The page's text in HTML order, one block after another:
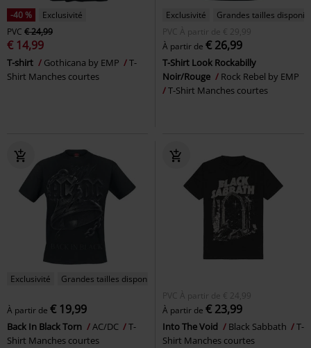
-40 %
Exclusivité
PVC € 24,99
€ 14,99
T-shirt Gothicana by EMP
T-
Shirt Manches courtes
Exclusivité
Grandes tailles
PVC
À partir de € 29,99
À partir de € 26,99
T-Shirt Look Rockabilly
Noir/Rouge
Rock Rebel by EMP
T-Shirt Manches courtes
Exclusivité Grandes tailles disponibles
À partir de € 19,99
Back In Black Torn AC/DC
T-
Shirt Manches courtes
PVC À partir de € 24,99
À partir de € 23,99
Into The Void Black Sabbath
T-
Shirt Manches courtes